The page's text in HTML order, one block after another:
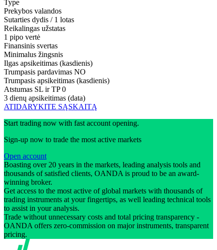
Type
Prekybos valandos
Sutarties dydis / 1 lotas
Reikalingas užstatas
1 pipo vertė
Finansinis svertas
Minimalus žingsnis
Ilgas apsikeitimas (kasdienis)
Trumpasis pardavimas NO
Trumpasis apsikeitimas (kasdienis)
Atstumas SL ir TP 0
3 dienų apsikeitimas (data)
ATIDARYKITE SĄSKAITĄ
Start trading now with fast account opening.
Sign-up now to trade the most active markets
Open account
Boasting over 20 years in the markets, leading analysis tools and
thousands of satisfied clients, OANDA is proud to be an award-
winning broker.
Get access to the most active of global markets with thousands of
trading instruments at your fingertips, as well leading technical tools
to assist in your analysis.
Trade without unnecessary costs and total pricing transparency -
OANDA offers zero-commission on major instruments, transparent
pricing.